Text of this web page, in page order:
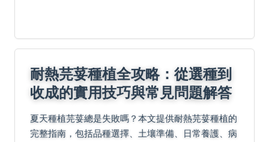
耐熱芫荽種植全攻略：從選種到
收成的實用技巧與常見問題解答
夏天種植芫荽總是失敗嗎？本文提供耐熱芫荽種植的
完整指南，包括品種選擇、土壤準備、日常養護、病